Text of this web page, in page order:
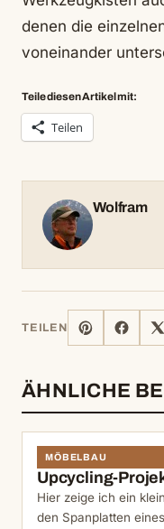
denen die
voneinander
Teile diesen Artikel mit:
Teilen
Wolfram
TEILEN
PINTEREST
ÄHNLICHE
MÖBELBAU
Upcycling-
Hier zeige ich ein
den Spanplatten